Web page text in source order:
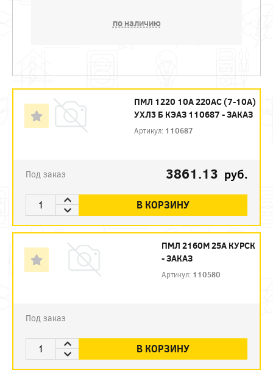
по наличию
ПМЛ 1220 10А 220AC (7-10А)
УХЛ3 Б КЭАЗ 110687 - ЗАКАЗ
Артикул: 110687
Под заказ 3861.13 руб.
В КОРЗИНУ
ПМЛ 2160М 25А КУРСК
- ЗАКАЗ
Артикул: 110580
Под заказ
В КОРЗИНУ